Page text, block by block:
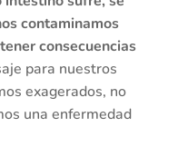
contaminamos
consecuencias
para nuestros
exagerados, no
una enfermedad